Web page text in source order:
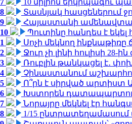
7
10 միլիոն երկրպագու
8
Տասնյակ հասցեներում
9
Հայաստանի
10
Պուտինը հանդես է եկել
1
Սոչի մեկնող
2
Ջուր չի լինի հուլիսի 28-
3
Ռուբլին թանկացել է․
4
Չինաստանում
5
Ո՞րն է սիրված արտիստ
6
Խստորեն դատապարտում
7
Նորայրը մեկնել էր
8
1/15 ընտրատեղամասում